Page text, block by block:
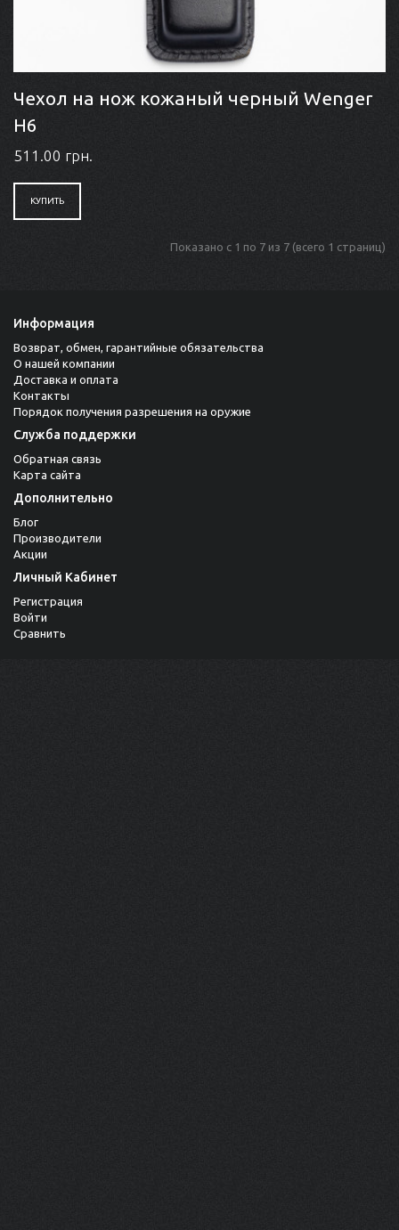
Чехол на нож кожаный черный Wenger
Н6
511.00 грн.
КУПИТЬ
Показано с 1 по 7 из 7 (всего 1 страниц)
Информация
Возврат, обмен, гарантийные обязательства
О нашей компании
Доставка и оплата
Контакты
Порядок получения разрешения на оружие
Служба поддержки
Обратная связь
Карта сайта
Дополнительно
Блог
Производители
Акции
Личный Кабинет
Регистрация
Войти
Сравнить